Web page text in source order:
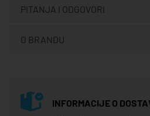
PITANJA I ODGOVORI
O BRANDU
INFORMACIJE O